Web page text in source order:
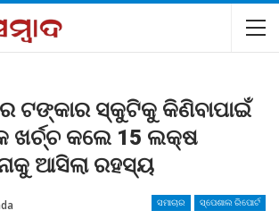
ଟଙ୍କାର ସ୍କୁଟିକୁ କିଣିବାପାଇଁ
ଖର୍ଚ୍ଚ କଲେ 15 ଲକ୍ଷ
ଆସିଲା ରହସ୍ୟ
ସମାଚାର ସ୍ପେଶାଲ ରିପୋର୍ଟ